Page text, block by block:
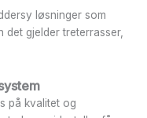
løsninger som
det gjelder treterrasser,
på kvalitet og